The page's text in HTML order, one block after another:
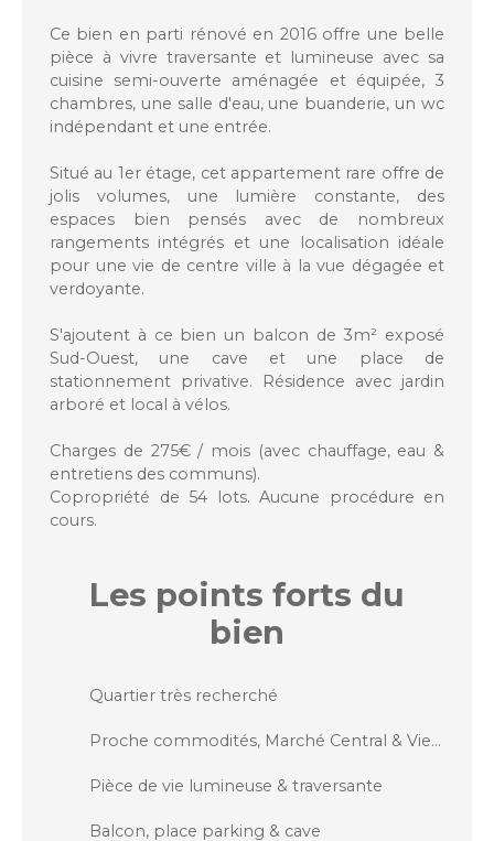
Ce bien en parti rénové en 2016 offre une belle
pièce à vivre traversante et lumineuse avec sa
cuisine semi-ouverte aménagée et équipée, 3
chambres, une salle d'eau, une buanderie, un wc
indépendant et une entrée.
Situé au 1er étage, cet appartement rare offre de
jolis volumes, une lumière constante, des
espaces bien pensés avec de nombreux
rangements intégrés et une localisation idéale
pour une vie de centre ville à la vue dégagée et
verdoyante.
S'ajoutent à ce bien un balcon de 3m² exposé
Sud-Ouest, une cave et une place de
stationnement privative. Résidence avec jardin
arboré et local à vélos.
Charges de 275€ / mois (avec chauffage, eau &
entretiens des communs).
Copropriété de 54 lots. Aucune procédure en
cours.
Les points forts du
bien
Quartier très recherché
Proche commodités, Marché Central & Vieux Port
Pièce de vie lumineuse & traversante
Balcon, place parking & cave